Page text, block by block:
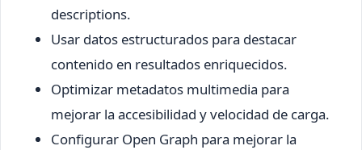
descriptions.
Usar datos estructurados para destacar
contenido en resultados enriquecidos.
Optimizar metadatos multimedia para
mejorar la accesibilidad y velocidad de carga.
Configurar Open Graph para mejorar la